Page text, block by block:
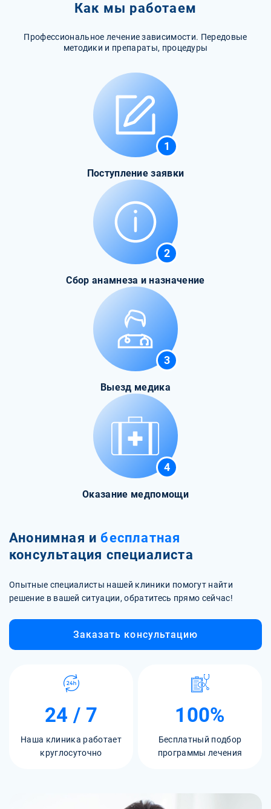
Как мы работаем
Профессиональное лечение зависимости. Передовые
методики и препараты, процедуры
1
Поступление заявки
2
Сбор анамнеза и назначение
3
Выезд медика
4
Оказание медпомощи
Анонимная и бесплатная
консультация специалиста
Опытные специалисты нашей клиники помогут найти
решение в вашей ситуации, обратитесь прямо сейчас!
Заказать консультацию
24 / 7
Наша клиника работает
круглосуточно
100%
Бесплатный подбор
программы лечения